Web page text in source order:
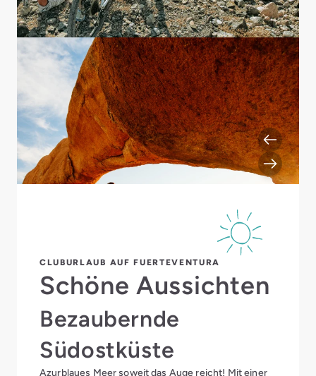
CLUBURLAUB AUF FUERTEVENTURA
Schöne Aussichten
Bezaubernde
Südostküste
Azurblaues Meer soweit das Auge reicht! Mit einer